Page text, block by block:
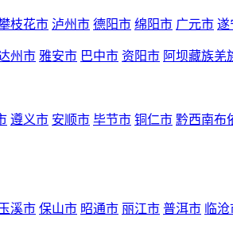
枝花市 泸州市 德阳市 绵阳市 广元市 遂
州市 雅安市 巴中市 资阳市 阿坝藏族羌
遵义市 安顺市 毕节市 铜仁市 黔西南布
玉溪市 保山市 昭通市 丽江市 普洱市 临